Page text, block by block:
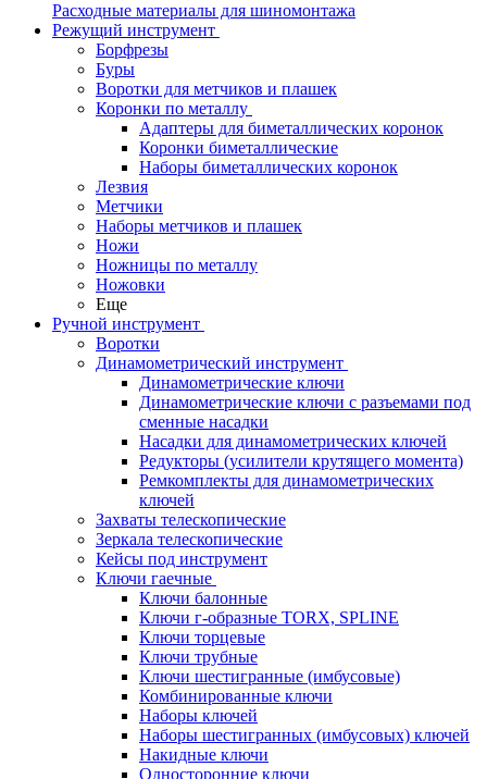
Расходные материалы для шиномонтажа
Режущий инструмент
Борфрезы
Буры
Воротки для метчиков и плашек
Коронки по металлу
Адаптеры для биметаллических коронок
Коронки биметаллические
Наборы биметаллических коронок
Лезвия
Метчики
Наборы метчиков и плашек
Ножи
Ножницы по металлу
Ножовки
Еще
Ручной инструмент
Воротки
Динамометрический инструмент
Динамометрические ключи
Динамометрические ключи с разъемами под
сменные насадки
Насадки для динамометрических ключей
Редукторы (усилители крутящего момента)
Ремкомплекты для динамометрических
ключей
Захваты телескопические
Зеркала телескопические
Кейсы под инструмент
Ключи гаечные
Ключи балонные
Ключи г-образные TORX, SPLINE
Ключи торцевые
Ключи трубные
Ключи шестигранные (имбусовые)
Комбинированные ключи
Наборы ключей
Наборы шестигранных (имбусовых) ключей
Накидные ключи
Односторонние ключи